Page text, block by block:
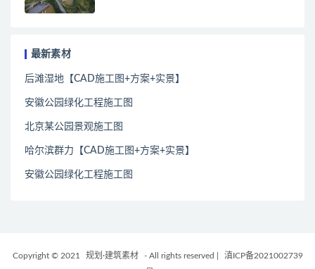
最新素材
后滩湿地【CAD施工图+方案+实景】
安徽公园绿化工程施工图
北京某公园景观施工图
哈尔滨群力【CAD施工图+方案+实景】
安徽公园绿化工程施工图
Copyright © 2021 规划·建筑素材 - All rights reserved
滇ICP备2021002739